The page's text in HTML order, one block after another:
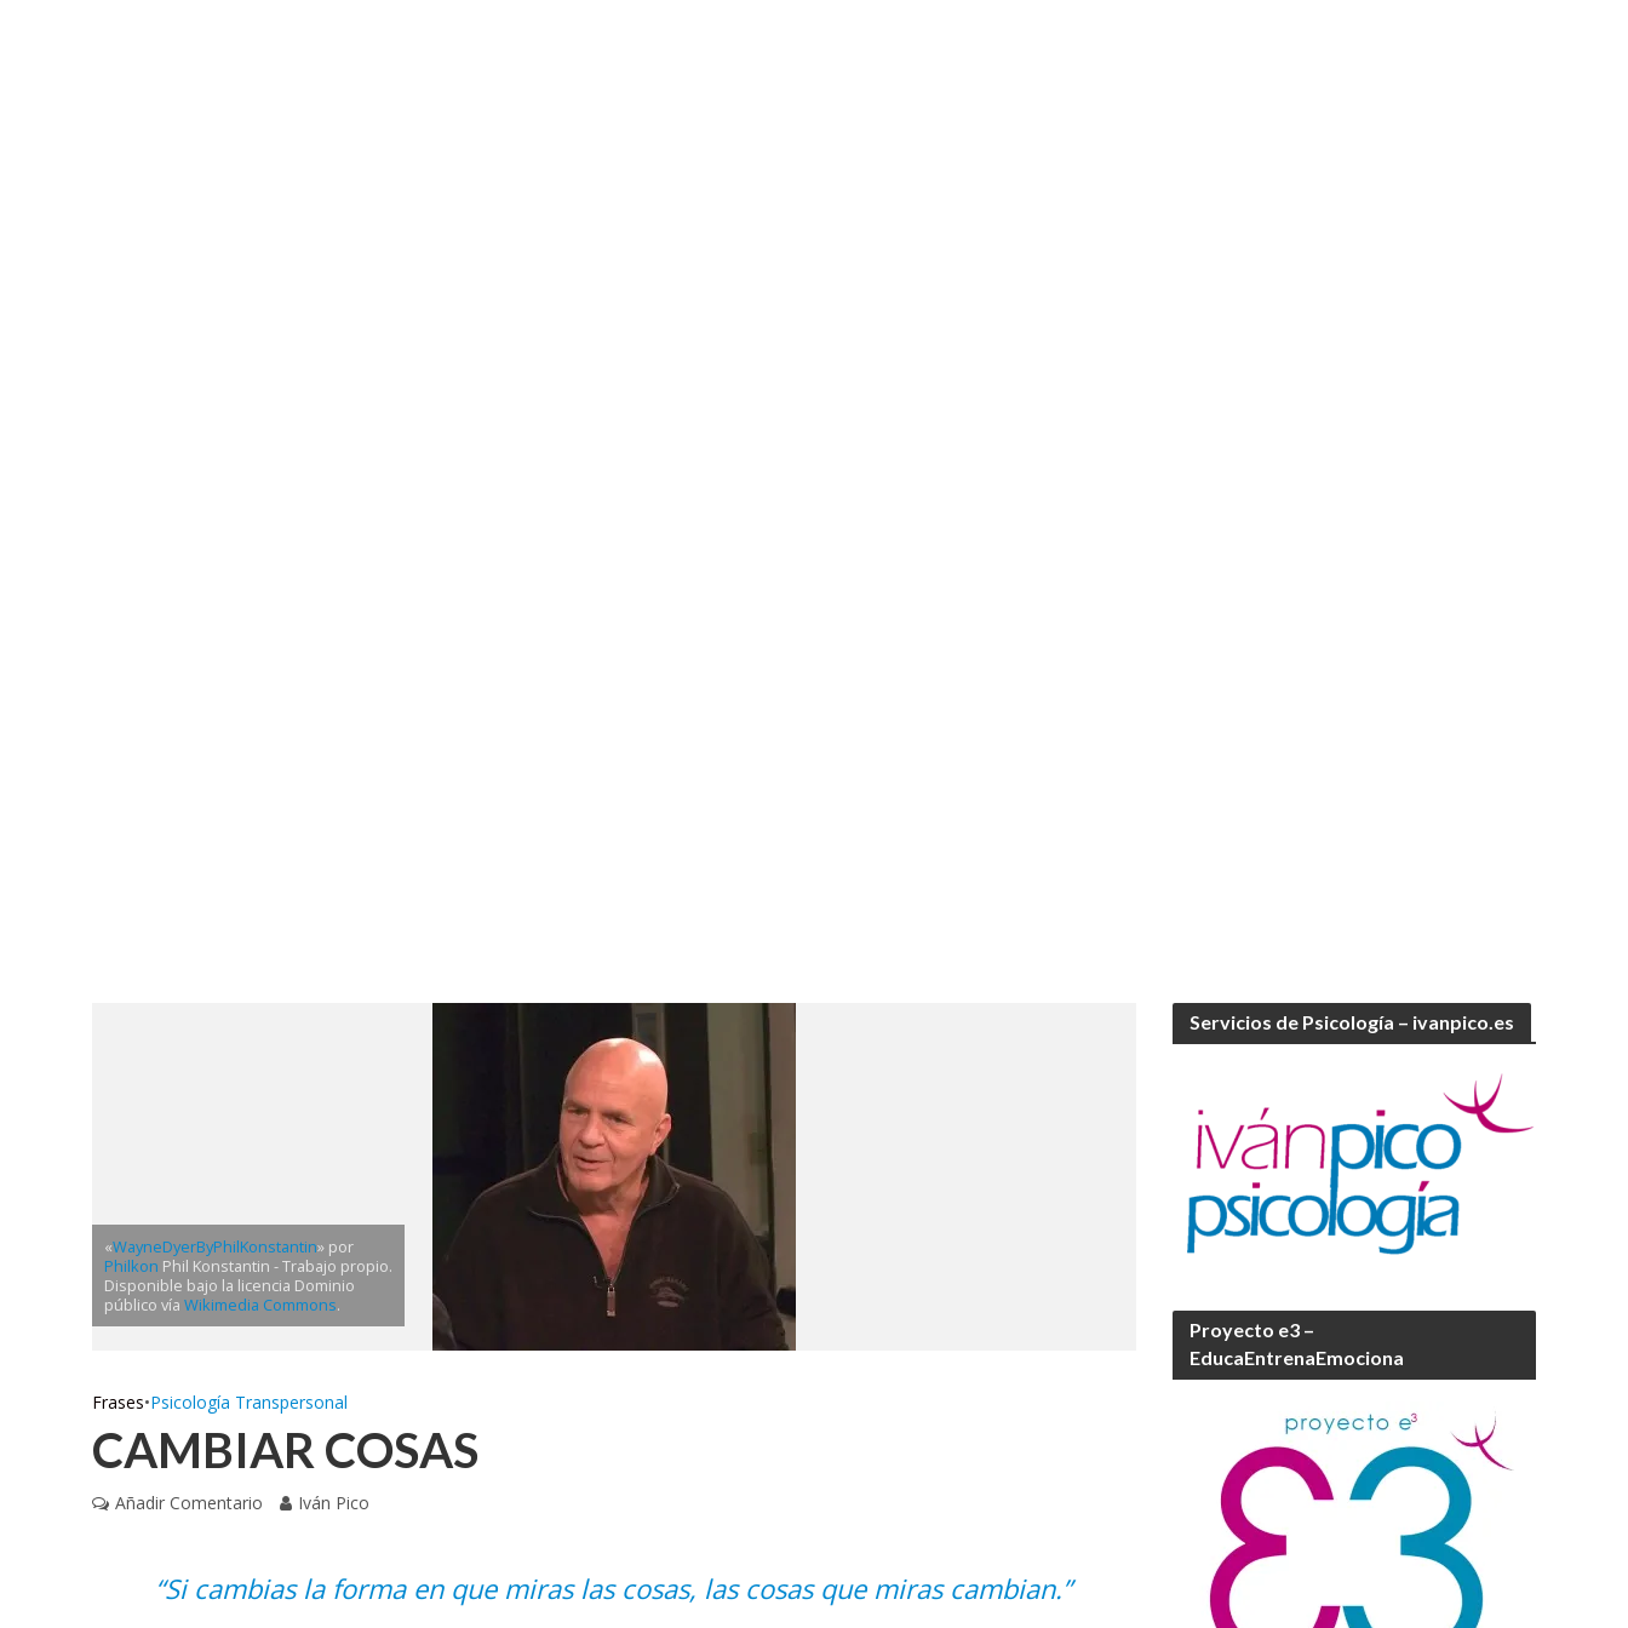
«WayneDyerByPhilKonstantin» por
Philkon Phil Konstantin -Trabajo propio.
Disponible bajo la licencia Dominio
público vía Wikimedia Commons.
Frases•Psicología Transpersonal
CAMBIAR COSAS
Añadir Comentario Iván Pico
“Si cambias la forma en que miras las cosas, las cosas que miras cambian.”
Servicios de Psicología – ivanpico.es
Proyecto e3 –
EducaEntrenaEmociona